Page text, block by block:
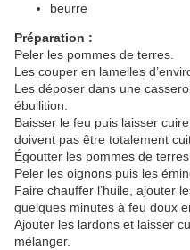
beurre
Préparation :
Peler les pommes de terres.
Les couper en lamelles
Les déposer dans une
ébullition.
Baisser le feu puis laisser
doivent pas être totalement
Égoutter les pommes de
Peler les oignons puis les
Faire chauffer l’huile, ajouter
quelques minutes à feu doux
Ajouter les lardons et laisser
mélanger.